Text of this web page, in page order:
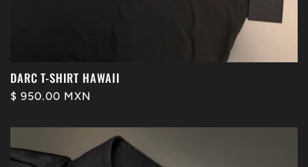
DARC T-SHIRT HAWAII
Precio
$ 950.00 MXN